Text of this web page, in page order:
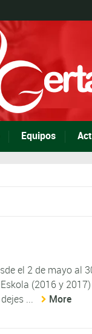
Equipos
el 2 de mayo al
(2016 y
...
More